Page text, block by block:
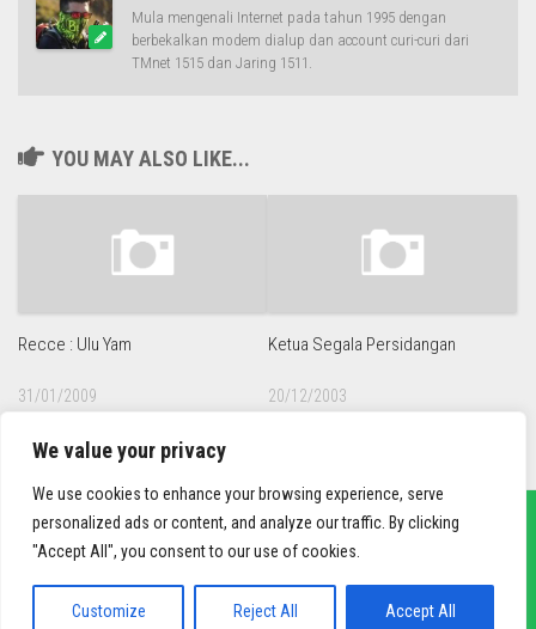
We value your privacy
We use cookies to enhance your browsing experience, serve
personalized ads or content, and analyze our traffic. By clicking
"Accept All", you consent to our use of cookies.
Customize Reject All Accept All
Mula mengenali Internet pada tahun 1995 dengan
berbekalkan modem dialup dan account curi-curi dari
TMnet 1515 dan Jaring 1511.
YOU MAY ALSO LIKE...
Recce : Ulu Yam
31/01/2009
Ketua Segala Persidangan
20/12/2003
sief3r.com
Powered byWordPress. Theme byAlx.